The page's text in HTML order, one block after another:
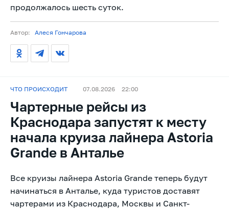
продолжалось шесть суток.
Автор: Алеся Гончарова
ЧТО ПРОИСХОДИТ 07.08.2026 22:00
Чартерные рейсы из
Краснодара запустят к месту
начала круиза лайнера Astoria
Grande в Анталье
Все круизы лайнера Astoria Grande теперь будут
начинаться в Анталье, куда туристов доставят
чартерами из Краснодара, Москвы и Санкт-